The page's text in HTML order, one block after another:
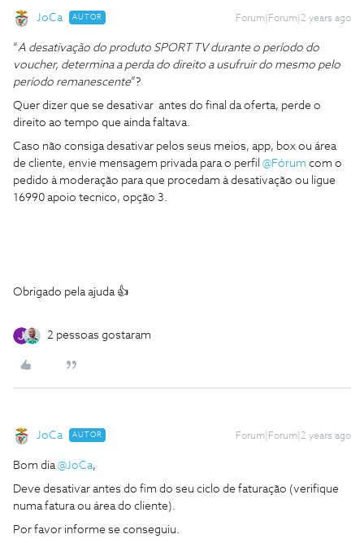
JoCa AUTOR Forum|Forum|2 years ago
“A desativação do produto SPORT TV durante o período do
voucher, determina a perda do direito a usufruir do mesmo pelo
período remanescente”?
Quer dizer que se desativar antes do final da oferta, perde o
direito ao tempo que ainda faltava.
Caso não consiga desativar pelos seus meios, app, box ou área
de cliente, envie mensagem privada para o perfil @Fórum com o
pedido à moderação para que procedam à desativação ou ligue
16990 apoio tecnico, opção 3.
Obrigado pela ajuda 👍
2 pessoas gostaram
JoCa AUTOR Forum|Forum|2 years ago
Bom dia@JoCa,
Deve desativar antes do fim do seu ciclo de faturação (verifique
numa fatura ou área do cliente).
Por favor informe se conseguiu.